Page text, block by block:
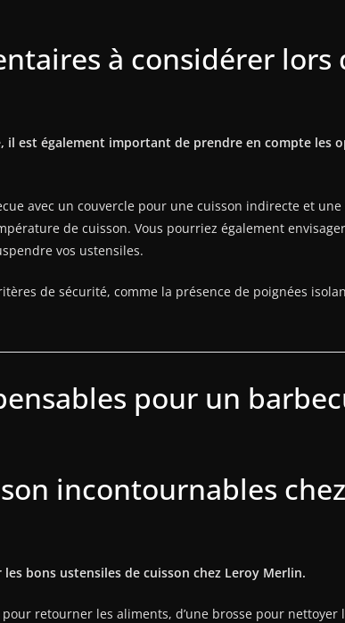
à considérer lors
il est également important de prendre en compte les
avec un couvercle pour une cuisson indirecte et
de cuisson. Vous pourriez également
vos ustensiles.
de sécurité, comme la présence de poignées
pour un
incontournables
bons ustensiles de cuisson chez Leroy Merlin.
pour retourner les aliments, d’une brosse pour